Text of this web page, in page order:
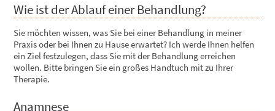
Wie ist der Ablauf einer Behandlung?
Sie möchten wissen, was Sie bei einer Behandlung in meiner
Praxis oder bei Ihnen zu Hause erwartet? Ich werde Ihnen helfen
ein Ziel festzulegen, dass Sie mit der Behandlung erreichen
wollen. Bitte bringen Sie ein großes Handtuch mit zu Ihrer
Therapie.
Anamnese